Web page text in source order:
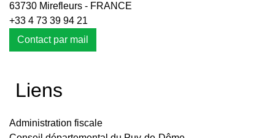
63730 Mirefleurs - FRANCE
+33 4 73 39 94 21
Contact par mail
Liens
Administration fiscale